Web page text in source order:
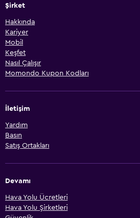
Şirket
Hakkında
Kariyer
Mobil
Keşfet
Nasıl Çalışır
Momondo Kupon Kodları
İletişim
Yardım
Basın
Satış Ortakları
Devamı
Hava Yolu Ücretleri
Hava Yolu Şirketleri